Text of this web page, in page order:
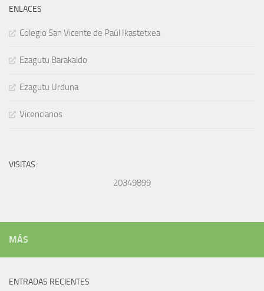
ENLACES
Colegio San Vicente de Paúl Ikastetxea
Ezagutu Barakaldo
Ezagutu Urduna
Vicencianos
VISITAS:
20349899
MÁS
ENTRADAS RECIENTES